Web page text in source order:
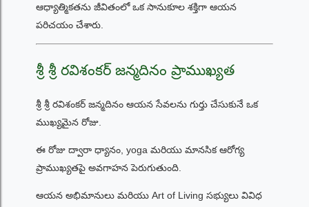
ఆధ్యాత్మికతను జీవితంలో ఒక సానుకూల శక్తిగా ఆయన
పరిచయం చేశారు.
శ్రీ శ్రీ రవిశంకర్ జన్మదినం ప్రాముఖ్యత
శ్రీ శ్రీ రవిశంకర్ జన్మదినం ఆయన సేవలను గుర్తు చేసుకునే ఒక
ముఖ్యమైన రోజు.
ఈ రోజు ద్వారా ధ్యానం, yoga మరియు మానసిక ఆరోగ్య
ప్రాముఖ్యతపై అవగాహన పెరుగుతుంది.
ఆయన అభిమానులు మరియు Art of Living సభ్యులు వివిధ